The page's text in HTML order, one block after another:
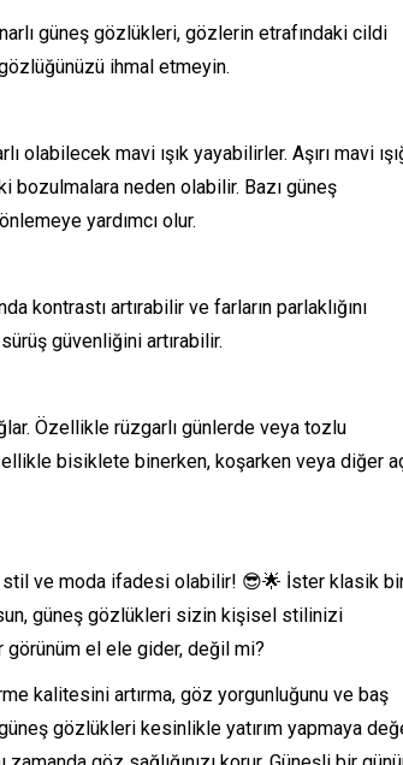
güneş gözlükleri, gözlerin etrafındaki cildi
ihmal etmeyin.
mavi ışık yayabilirler. Aşırı mavi
bozulmalara neden olabilir. Bazı güneş
yardımcı olur.
kontrastı artırabilir ve farların parlaklığını
güvenliğini artırabilir.
Özellikle rüzgarlı günlerde veya tozlu
bisiklete binerken, koşarken veya diğer
ve moda ifadesi olabilir! 😎🌟 İster klasik
güneş gözlükleri sizin kişisel stilinizi
görünüm el ele gider, değil mi?
kalitesini artırma, göz yorgunluğunu ve baş
gözlükleri kesinlikle yatırım yapmaya